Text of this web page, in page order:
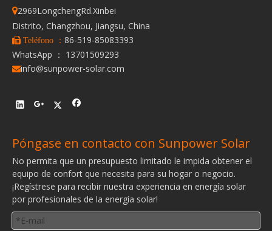
2969LongchengRd.Xinbei
Distrito, Changzhou, Jiangsu, China
 Teléfono ： 86-519-85083393
WhatsApp ： 13701509293
info@sunpower-solar.com
Póngase en contacto con Sunpower Solar
No permita que un presupuesto limitado le impida obtener el
equipo de confort que necesita para su hogar o negocio.
¡Regístrese para recibir nuestra experiencia en energía solar
por profesionales de la energía solar!